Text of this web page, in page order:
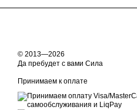
© 2013—2026
Да пребудет с вами Сила
Принимаем к оплате